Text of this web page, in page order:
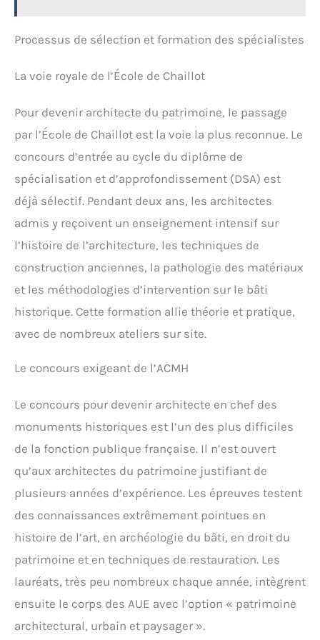
l’œil. La charnière rotative à 180° permet de coucher
pour les réunions ou pour partager un film sans
avoir à bouger l’ordinateur.
Un Excellent Rapport
portable bon marché mais fiable ? Ce modèle est le
combine 6 Go de RAM pour le multitâche (ouvrir
plusieurs onglets sans ralentissement) et un
processeur efficient pour une expérience fluide au
quotidien, sans se ruiner.
Processus de sélection et formation des spécialistes
La voie royale de l’École de Chaillot
Pour devenir architecte du patrimoine, le passage
par l’École de Chaillot est la voie la plus reconnue. Le
concours d’entrée au cycle du diplôme de
spécialisation et d’approfondissement (DSA) est
déjà sélectif. Pendant deux ans, les architectes
admis y reçoivent un enseignement intensif sur
l’histoire de l’architecture, les techniques de
construction anciennes, la pathologie des matériaux
et les méthodologies d’intervention sur le bâti
historique. Cette formation allie théorie et pratique,
avec de nombreux ateliers sur site.
Le concours exigeant de l’ACMH
Le concours pour devenir architecte en chef des
monuments historiques est l’un des plus difficiles
de la fonction publique française. Il n’est ouvert
qu’aux architectes du patrimoine justifiant de
plusieurs années d’expérience. Les épreuves testent
des connaissances extrêmement pointues en
histoire de l’art, en archéologie du bâti, en droit du
patrimoine et en techniques de restauration. Les
lauréats, très peu nombreux chaque année, intègrent
ensuite le corps des AUE avec l’option « patrimoine
architectural, urbain et paysager ».